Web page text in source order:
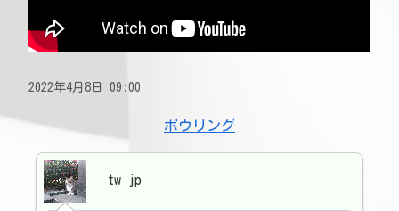
2022年4月8日 09:00
ボウリング
tw jp